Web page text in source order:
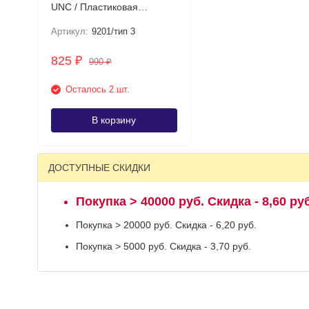
UNC / Пластиковая
Артикул: 9201/тип 3
825 ₽ 990₽
Осталось 2 шт.
В корзину
ДОСТУПНЫЕ СКИДКИ
Покупка > 40000 руб. Скидка - 8,60
Покупка > 20000 руб. Скидка - 6,20 руб.
Покупка > 5000 руб. Скидка - 3,70 руб.